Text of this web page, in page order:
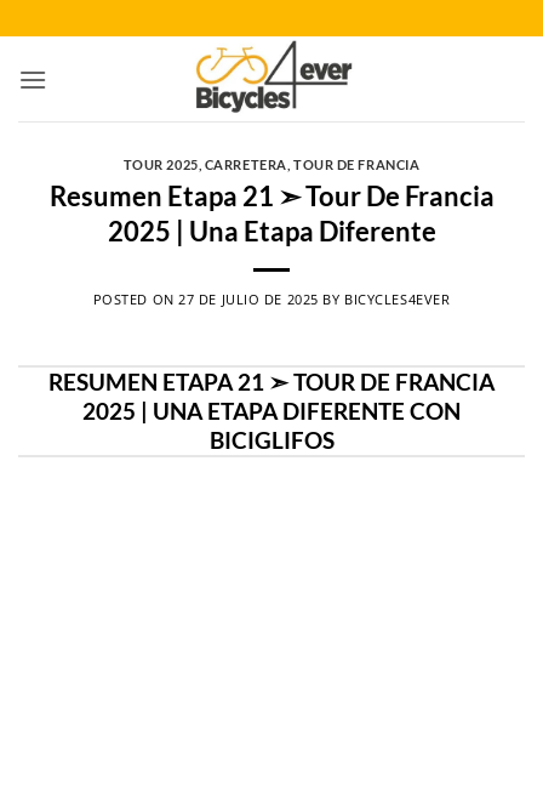
al
contenido
TOUR 2025 CARRETERA TOUR DE FRANCIA
Resumen Etapa 21 ➣ Tour De Francia
2025 | Una Etapa Diferente
POSTED ON 27 DE JULIO DE 2025 BY BICYCLES4EVER
RESUMEN ETAPA 21 ➣ TOUR DE FRANCIA
2025 | UNA ETAPA DIFERENTE CON
BICIGLIFOS